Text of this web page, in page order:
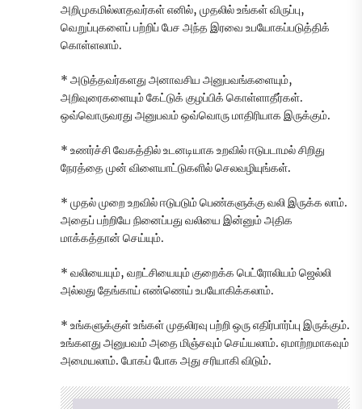
அறிமுகமில்லாதவர்கள் எனில், முதலில் உங்கள் விருப்பு,
வெறுப்புகளைப் பற்றிப் பேச அந்த இரவை உபயோகப்படுத்திக்
கொள்ளலாம்.
* அடுத்தவர்களது அனாவசிய அனுபவங்களையும்,
அறிவுரைகளையும் கேட்டுக் குழப்பிக் கொள்ளாதீர்கள்.
ஒவ்வொருவரது அனுபவம் ஒவ்வொரு மாதிரியாக இருக்கும்.
* உணர்ச்சி வேகத்தில் உடனடியாக உறவில் ஈடுபடாமல் சிறிது
நேரத்தை முன் விளையாட்டுகளில் செலவழியுங்கள்.
* முதல் முறை உறவில் ஈடுபடும் பெண்களுக்கு வலி இருக்க லாம்.
அதைப் பற்றியே நினைப்பது வலியை இன்னும் அதிக
மாக்கத்தான் செய்யும்.
* வலியையும், வறட்சியையும் குறைக்க பெட்ரோலியம் ஜெல்லி
அல்லது தேங்காய் எண்ணெய் உபயோகிக்கலாம்.
* உங்களுக்குள் உங்கள் முதலிரவு பற்றி ஒரு எதிர்பார்ப்பு இருக்கும்.
உங்களது அனுபவம் அதை மிஞ்சவும் செய்யலாம். ஏமாற்றமாகவும்
அமையலாம். போகப் போக அது சரியாகி விடும்.